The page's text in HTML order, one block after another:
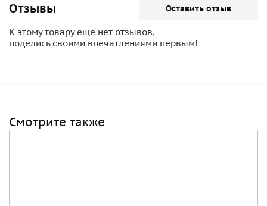
Отзывы Оставить отзыв
К этому товару еще нет отзывов,
поделись своими впечатлениями первым!
Смотрите также